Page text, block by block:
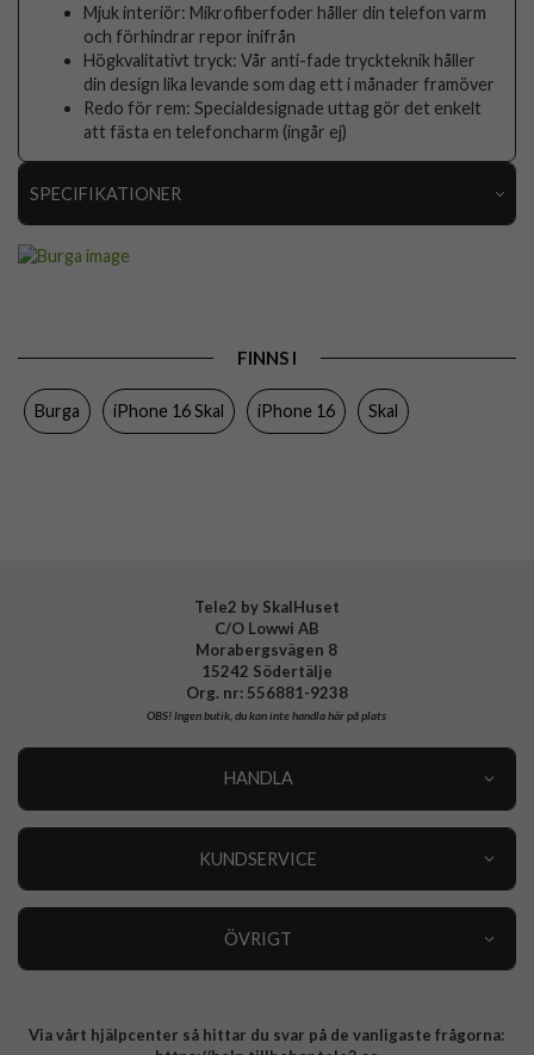
Mjuk interiör: Mikrofiberfoder håller din telefon varm
och förhindrar repor inifrån
Högkvalitativt tryck: Vår anti-fade tryckteknik håller
din design lika levande som dag ett i månader framöver
Redo för rem: Specialdesignade uttag gör det enkelt
att fästa en telefoncharm (ingår ej)
SPECIFIKATIONER
Färg
FINNS I
Burga iPhone 16 Skal iPhone 16 Skal
Tele2 by SkalHuset
C/O Lowwi AB
Morabergsvägen 8
15242 Södertälje
Org. nr: 556881-9238
OBS!Ingen butik, du kan inte handla här på plats
HANDLA
KUNDSERVICE
ÖVRIGT
Integritetspolicy
Via vårt hjälpcenter så hittar du svar på de vanligaste frågorna: